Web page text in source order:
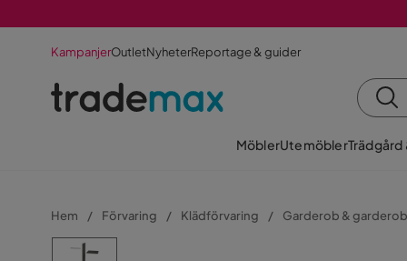
KampanjerOutletNyheterReportage & guider
MöblerUtemöblerTrädgård
Hem Förvaring Klädförvaring Garderob &